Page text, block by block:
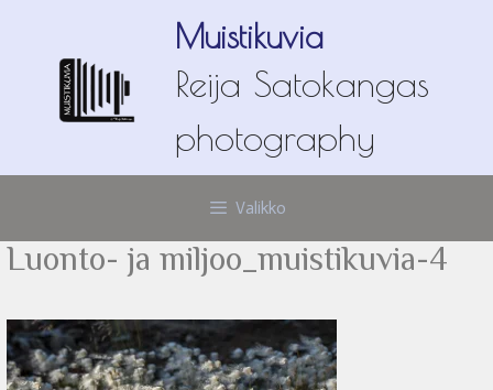
Muistikuvia
Reija Satokangas
photography
Valikko
Luonto- ja miljoo_muistikuvia-4